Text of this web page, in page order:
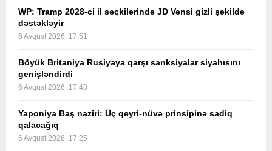
WP: Tramp 2028-ci il seçkilərində JD Vensi gizli şəkildə
dəstəkləyir
6 Avqust 2026, 17:51
Böyük Britaniya Rusiyaya qarşı sanksiyalar siyahısını
genişləndirdi
6 Avqust 2026, 17:40
Yaponiya Baş naziri: Üç qeyri-nüvə prinsipinə sadiq
qalacağıq
6 Avqust 2026, 17:25